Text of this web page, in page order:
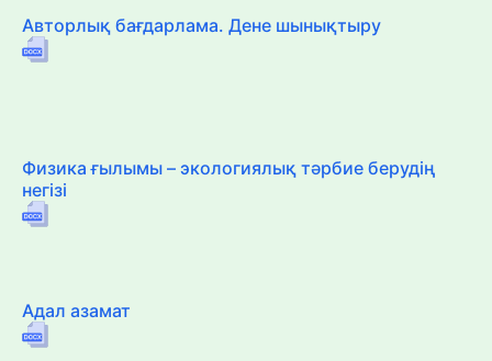
Авторлық бағдарлама. Дене шынықтыру
Физика ғылымы – экологиялық тәрбие берудің
негізі
Адал азамат